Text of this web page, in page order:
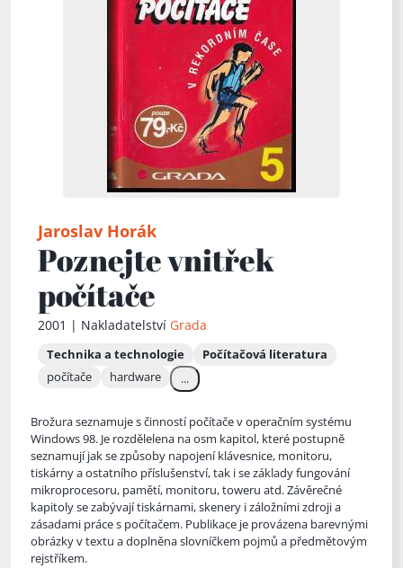
Jaroslav Horák
Poznejte vnitřek
počítače
2001 | Nakladatelství Grada
Technika a technologie
Počítačová literatura
počítače
hardware ...
Brožura seznamuje s činností počítače v operačním systému
Windows 98. Je rozdělelena na osm kapitol, které postupně
seznamují jak se způsoby napojení klávesnice, monitoru,
tiskárny a ostatního příslušenství, tak i se základy fungování
mikroprocesoru, pamětí, monitoru, toweru atd. Závěrečné
kapitoly se zabývají tiskárnami, skenery i záložními zdroji a
zásadami práce s počítačem. Publikace je provázena barevnými
obrázky v textu a doplněna slovníčkem pojmů a předmětovým
rejstříkem.